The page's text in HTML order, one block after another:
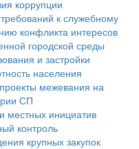
коррупции
к служебному
конфликта интересов
городской среды
и застройки
населения
межевания на
СП
местных инициатив
контроль
крупных закупок